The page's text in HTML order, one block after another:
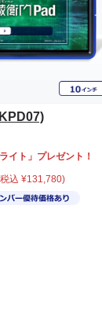
イト」プレゼント！
込 ¥131,780)